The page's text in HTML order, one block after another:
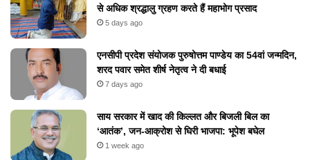
से अधिक श्रद्धालु ग्रहण करते हैं महाभोग प्रसाद
5 days ago
एनसीपी प्रदेश संयोजक पुरुषोत्तम पाण्डेय का 54वां जन्मदिन,
शरद पवार समेत शीर्ष नेतृत्व ने दी बधाई
7 days ago
​साय सरकार में खाद की किल्लत और बिजली बिल का
‘आतंक’, जन-आक्रोश से घिरी भाजपा: भूपेश बघेल
1 week ago